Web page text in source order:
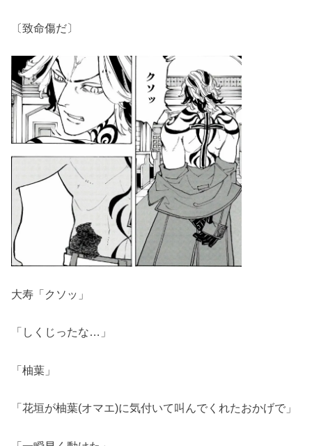
〔致命傷だ〕
大寿「クソッ」
「しくじったな…」
「柚葉」
「花垣が柚葉(オマエ)に気付いて叫んでくれたおかげで」